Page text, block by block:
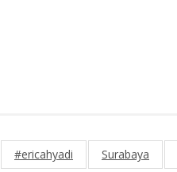
#ericahyadi Surabaya